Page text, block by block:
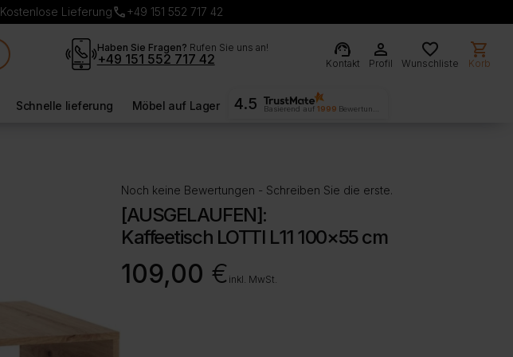
Kostenlose Lieferungcall+49 151 552 717 42
Haben Sie Fragen? Rufen Sie uns an!
+49 151 552 717 42 support_agent
Kontakt
person
Profil
favorite
Wunschliste
shopping_cart
Korb
Schnelle lieferung Möbel auf Lager 4.5 Basierend auf1999 Bewertungen
Noch keine Bewertungen - Schreiben Sie die erste.
[AUSGELAUFEN]:
Kaffeetisch LOTTI L11 100×55 cm
109,00 € inkl. MwSt.